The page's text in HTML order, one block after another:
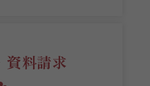
資料請求